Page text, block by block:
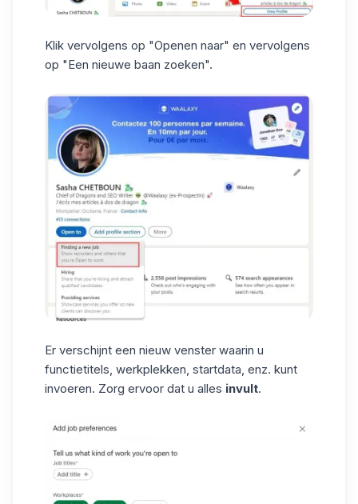
Klik vervolgens op "Openen naar" en vervolgens
op "Een nieuwe baan zoeken".
Er verschijnt een nieuw venster waarin u
functietitels, werkplekken, startdata, enz. kunt
invoeren. Zorg ervoor dat u alles invult.